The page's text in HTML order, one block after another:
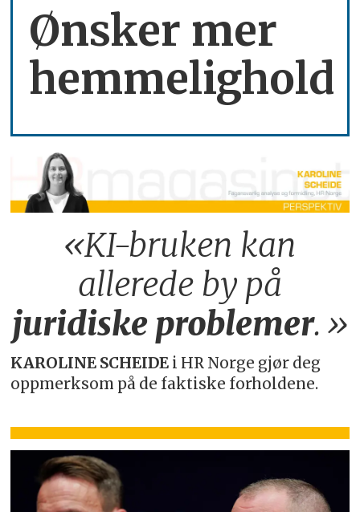
Ønsker mer
hemmelighold
«KI-bruken kan
allerede by på
juridiske problemer.»
KAROLINE SCHEIDE i HR Norge gjør deg
oppmerksom på de faktiske forholdene.